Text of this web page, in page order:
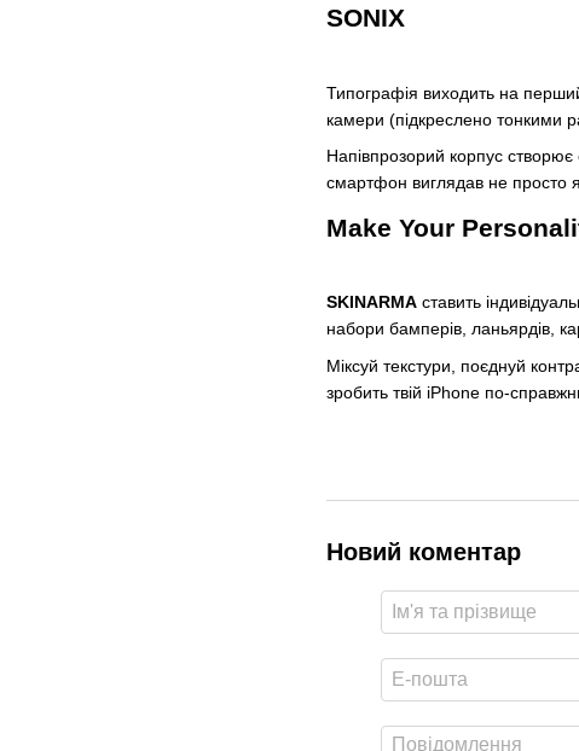
SONIX
Типографія виходить на
камери (підкреслено тонкими
Напівпрозорий корпус створює
смартфон виглядав не просто
Make Your
SKINARMA ставить
набори бамперів, ланьярдів,
Міксуй текстури, поєднуй
зробить твій iPhone по-
Новий коментар